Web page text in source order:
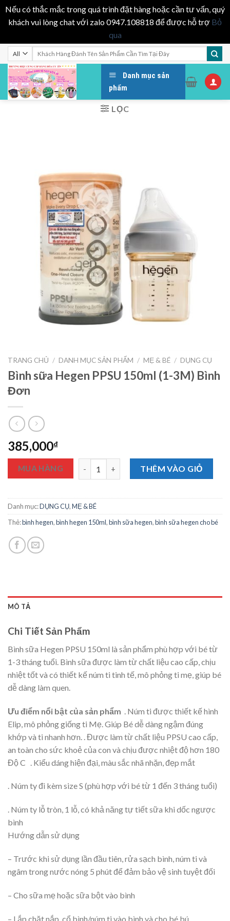
Nếu có thắc mắc trong quá trình đặt hàng hoặc cần tư vấn, quý
khách vui lòng chat với zalo 0947.108818 để được hỗ trợ Bỏ
qua
Skip
to
content
Danh mục sản
phẩm
LỌC
TRANG CHỦ / DANH MỤC SẢN PHẨM / MẸ & BÉ / DỤNG CỤ
Bình sữa Hegen PPSU 150ml (1-3M) Bình
Đơn
385,000₫
MUA HÀNG Bình sữa Hegen PPSU 150ml (1-3M) Bình
THÊM VÀO GIỎ
Danh mục:DỤNG CỤ,MẸ & BÉ
Thẻ:bình hegen,bình hegen 150ml,bình sữa hegen,bình sữa hegen cho bé
MÔ TẢ
Chi Tiết Sản Phẩm
Bình sữa Hegen PPSU 150ml là sản phẩm phù hợp với bé từ
1-3 tháng tuổi. Bình sữa được làm từ chất liệu cao cấp, chịu
nhiệt tốt và có thiết kế núm ti tinh tế, mô phỏng ti mẹ, giúp bé
dễ dàng làm quen.
Ưu điểm nổi bật của sản phẩm
. Núm ti được thiết kế hình
Elip, mô phỏng giống ti Mẹ. Giúp Bé dễ dàng ngậm đúng
khớp và ti nhanh hơn. . Được làm từ chất liệu PPSU cao cấp,
an toàn cho sức khoẻ của con và chịu được nhiệt độ hơn 180
Độ C . Kiểu dáng hiện đại, màu sắc nhã nhặn, đẹp mắt
. Núm ty đi kèm size S (phù hợp với bé từ 1 đến 3 tháng tuổi)
. Núm ty lỗ tròn, 1 lỗ, có khả năng tự tiết sữa khi dốc ngược
bình
Hướng dẫn sử dụng
– Trước khi sử dụng lần đầu tiên, rửa sạch bình, núm ti và
ngâm trong nước nóng 5 phút để đảm bảo vệ sinh tuyệt đối
– Cho sữa mẹ hoặc sữa bột vào bình
– Lắp chặt nắp, cổ bình/núm ti vào bình và cho bé bú